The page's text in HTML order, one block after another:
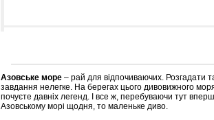
Лічільник відвідувачів
Азовське море – рай для відпочиваючих. Розгадати
завдання нелегке. На берегах цього дивовижного
почуєте давніх легенд. І все ж, перебуваючи тут
Азовському морі щодня, то маленьке диво.